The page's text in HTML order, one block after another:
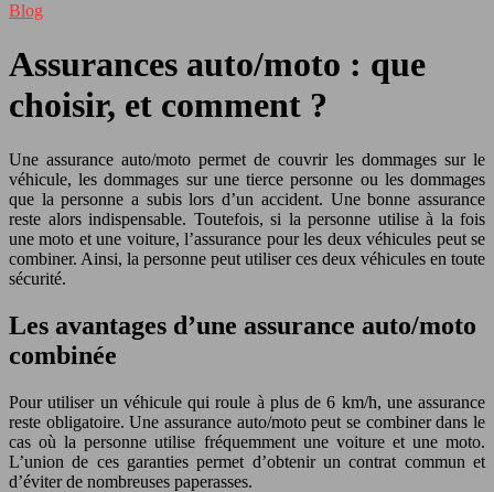
Blog
Assurances auto/moto : que
choisir, et comment ?
Une assurance auto/moto permet de couvrir les dommages sur le
véhicule, les dommages sur une tierce personne ou les dommages
que la personne a subis lors d’un accident. Une bonne assurance
reste alors indispensable. Toutefois, si la personne utilise à la fois
une moto et une voiture, l’assurance pour les deux véhicules peut se
combiner. Ainsi, la personne peut utiliser ces deux véhicules en toute
sécurité.
Les avantages d’une assurance auto/moto
combinée
Pour utiliser un véhicule qui roule à plus de 6 km/h, une assurance
reste obligatoire. Une assurance auto/moto peut se combiner dans le
cas où la personne utilise fréquemment une voiture et une moto.
L’union de ces garanties permet d’obtenir un contrat commun et
d’éviter de nombreuses paperasses.